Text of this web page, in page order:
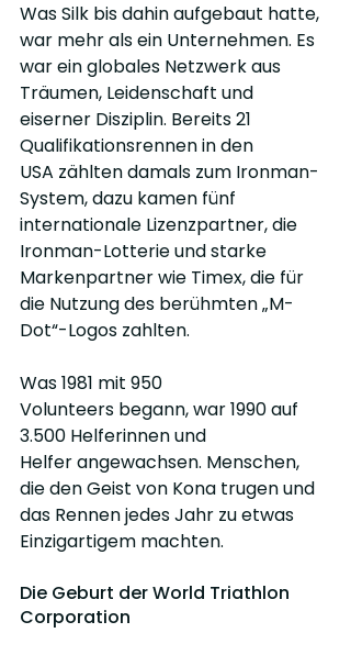
Was Silk bis dahin aufgebaut hatte,
war mehr als ein Unternehmen. Es
war ein globales Netzwerk aus
Träumen, Leidenschaft und
eiserner Disziplin. Bereits 21
Qualifikationsrennen in den
USA zählten damals zum Ironman-
System, dazu kamen fünf
internationale Lizenzpartner, die
Ironman-Lotterie und starke
Markenpartner wie Timex, die für
die Nutzung des berühmten „M-
Dot“-Logos zahlten.
Was 1981 mit 950
Volunteers begann, war 1990 auf
3.500 Helferinnen und
Helfer angewachsen. Menschen,
die den Geist von Kona trugen und
das Rennen jedes Jahr zu etwas
Einzigartigem machten.
Die Geburt der World Triathlon
Corporation